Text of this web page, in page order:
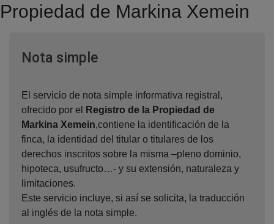
Propiedad de Markina Xemein
Nota simpleVentana nueva
El servicio de nota simple informativa registral,
ofrecido por el
Registro de la Propiedad de
Markina Xemein,contiene la identificación de la
finca, la identidad del titular o titulares de los
derechos inscritos sobre la misma –pleno dominio,
hipoteca, usufructo…- y su extensión, naturaleza y
limitaciones.
Este servicio incluye, si así se solicita, la traducción
al inglés de la nota simple.